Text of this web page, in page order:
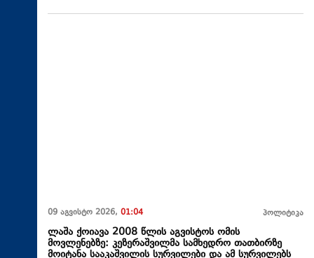
09 აგვისტო 2026, 01:04 პოლიტიკა
ლაშა ქოიავა 2008 წლის აგვისტოს ომის
მოვლენებზე: კეზერაშვილმა სამხედრო თათბირზე
მოიტანა სააკაშვილის სურვილები და ამ სურვილებს